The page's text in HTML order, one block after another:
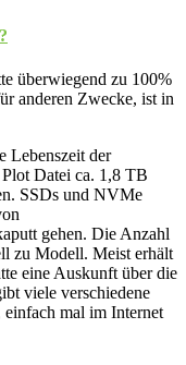
überwiegend zu 100%
anderen Zwecke, ist in
Lebenszeit der
Datei ca. 1,8 TB
SSDs und NVMe
gehen. Die Anzahl
zu Modell. Meist erhält
eine Auskunft über die
viele verschiedene
mal im Internet